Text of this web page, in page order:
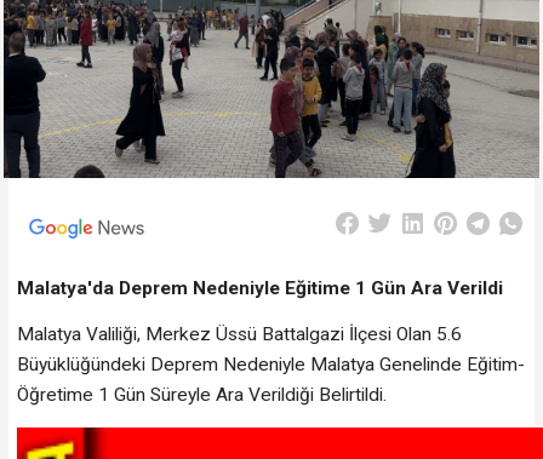
Malatya'da Deprem Nedeniyle Eğitime 1 Gün Ara Verildi
Malatya Valiliği, Merkez Üssü Battalgazi İlçesi Olan 5.6
Büyüklüğündeki Deprem Nedeniyle Malatya Genelinde Eğitim-
Öğretime 1 Gün Süreyle Ara Verildiği Belirtildi.